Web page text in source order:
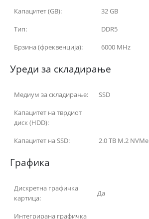
Капацитет (GB):
32 GB
Тип:
DDR5
Брзина (фреквенција):
6000 MHz
Уреди за складирање
Медиум за складирање:
SSD
Капацитет на тврдиот
диск (HDD):
Капацитет на SSD:
2.0 TB M.2 NVMe
Графика
Дискретна графичка
картица:
Да
Интегрирана графичка